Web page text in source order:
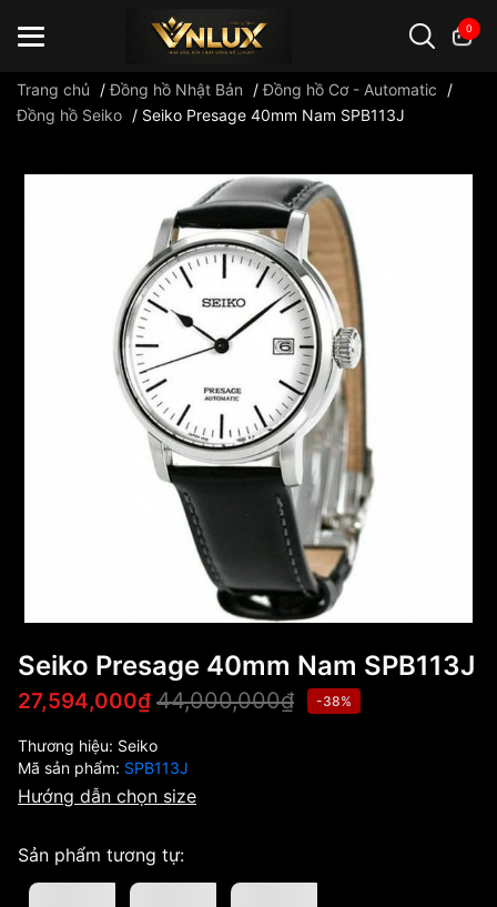
0
Trang chủ /Đồng hồ Nhật Bản /Đồng hồ Cơ - Automatic
/
Đồng hồ Seiko / Seiko Presage 40mm Nam SPB113J
Seiko Presage 40mm Nam SPB113J
27,594,000₫ 44,000,000₫ -38%
Thương hiệu: Seiko
Mã sản phẩm: SPB113J
Hướng dẫn chọn size
Sản phẩm tương tự: